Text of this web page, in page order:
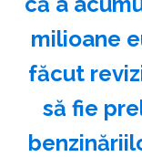
milioane
făcut
să fie